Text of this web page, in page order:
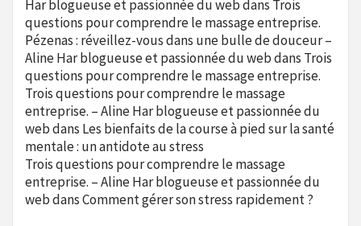
Har blogueuse et passionnée du webdans Trois
questions pour comprendre le massage entreprise.
Pézenas : réveillez-vous dans une bulle de douceur –
Aline Har blogueuse et passionnée du webdans Trois
questions pour comprendre le massage entreprise.
Trois questions pour comprendre le massage
entreprise. – Aline Har blogueuse et passionnée du
webdans Les bienfaits de la course à pied sur la santé
mentale : un antidote au stress
Trois questions pour comprendre le massage
entreprise. – Aline Har blogueuse et passionnée du
webdansComment gérer son stress rapidement ?